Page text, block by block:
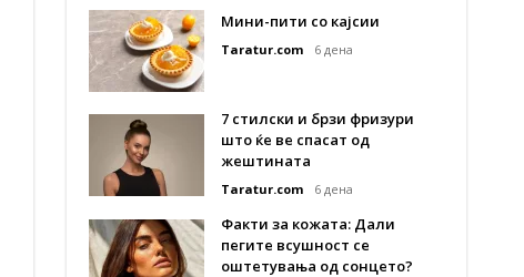
Мини-пити со кајсии
Taratur.com 6 дена
7 стилски и брзи фризури
што ќе ве спасат од
жештината
Taratur.com 6 дена
Факти за кожата: Дали
пегите всушност се
оштетувања од сонцето?